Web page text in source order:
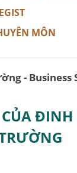
MÔN
- Business
CỦA